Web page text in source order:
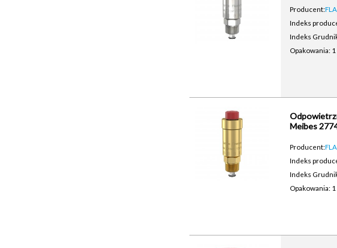
Producent:
Indeks
Indeks
Opakowania: 1
Meibes
Producent:
Indeks
Indeks
Opakowania: 1